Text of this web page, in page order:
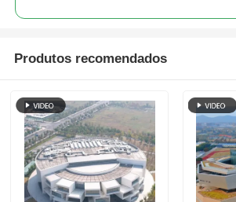
Produtos recomendados